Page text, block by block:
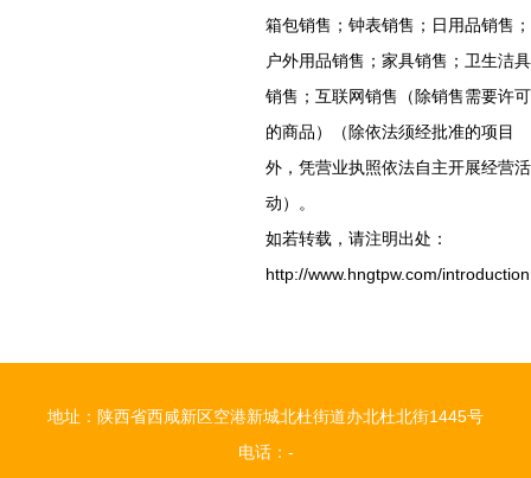
箱包销售；钟表销售；日用品销售；
户外用品销售；家具销售；卫生洁具
销售；互联网销售（除销售需要许可
的商品）（除依法须经批准的项目
外，凭营业执照依法自主开展经营活
动）。
如若转载，请注明出处：
http://www.hngtpw.com/
地址：陕西省西咸新区空港新城北杜街道办北杜北街1445号
电话：-